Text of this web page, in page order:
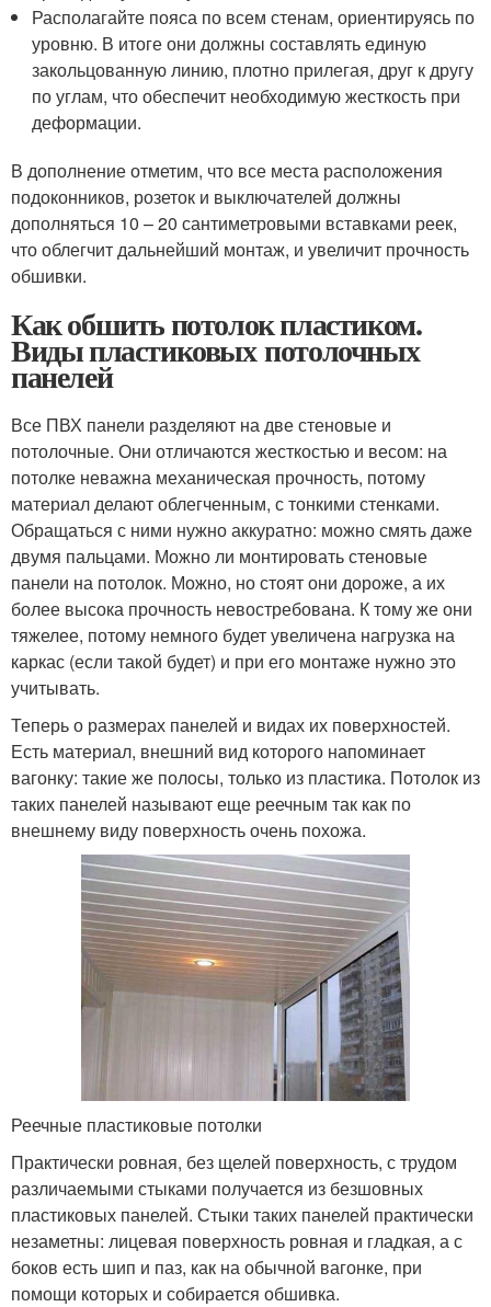
Располагайте пояса по всем стенам, ориентируясь по
уровню. В итоге они должны составлять единую
закольцованную линию, плотно прилегая, друг к другу
по углам, что обеспечит необходимую жесткость при
деформации.
В дополнение отметим, что все места расположения
подоконников, розеток и выключателей должны
дополняться 10 – 20 сантиметровыми вставками реек,
что облегчит дальнейший монтаж, и увеличит прочность
обшивки.
Как обшить потолок пластиком.
Виды пластиковых потолочных
панелей
Все ПВХ панели разделяют на две стеновые и
потолочные. Они отличаются жесткостью и весом: на
потолке неважна механическая прочность, потому
материал делают облегченным, с тонкими стенками.
Обращаться с ними нужно аккуратно: можно смять даже
двумя пальцами. Можно ли монтировать стеновые
панели на потолок. Можно, но стоят они дороже, а их
более высока прочность невостребована. К тому же они
тяжелее, потому немного будет увеличена нагрузка на
каркас (если такой будет) и при его монтаже нужно это
учитывать.
Теперь о размерах панелей и видах их поверхностей.
Есть материал, внешний вид которого напоминает
вагонку: такие же полосы, только из пластика. Потолок из
таких панелей называют еще реечным так как по
внешнему виду поверхность очень похожа.
Реечные пластиковые потолки
Практически ровная, без щелей поверхность, с трудом
различаемыми стыками получается из безшовных
пластиковых панелей. Стыки таких панелей практически
незаметны: лицевая поверхность ровная и гладкая, а с
боков есть шип и паз, как на обычной вагонке, при
помощи которых и собирается обшивка.